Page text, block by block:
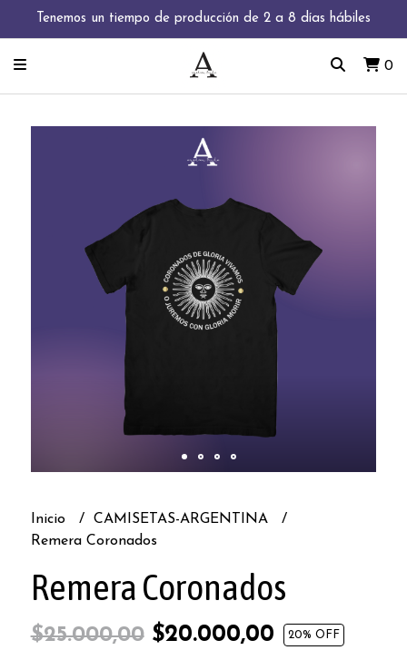
Tenemos un tiempo de producción de 2 a 8 días hábiles
0
Inicio
CAMISETAS-ARGENTINA
Remera Coronados
Remera Coronados
$25.000,00$20.000,00 20% OFF